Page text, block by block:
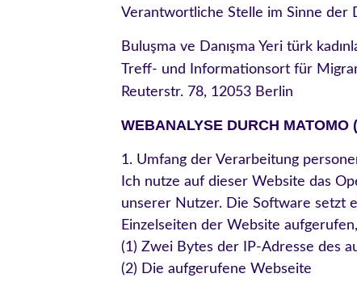
Verantwortliche Stelle im Sinne der
Buluşma ve Danışma Yeri türk
Treff- und Informationsort für
Reuterstr. 78, 12053 Berlin
WEBANALYSE DURCH MATOMO
1. Umfang der Verarbeitung
Ich nutze auf dieser Website das
unserer Nutzer. Die Software setzt
Einzelseiten der Website
(1) Zwei Bytes der IP-Adresse des
(2) Die aufgerufene Webseite